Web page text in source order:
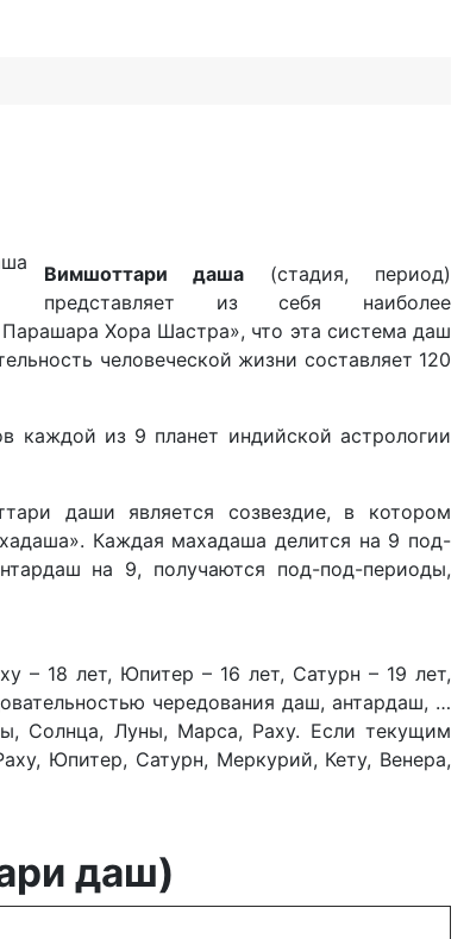
Вимшоттари даша (стадия, период)
представляет из себя наиболее
Хора Шастра», что эта система даш
человеческой жизни составляет 120
каждой из 9 планет индийской астрологии
даши является созвездие, в котором
Каждая махадаша делится на 9 под-
на 9, получаются под-под-периоды,
– 18 лет, Юпитер – 16 лет, Сатурн – 19 лет,
чередования даш, антардаш, …
Солнца, Луны, Марса, Раху. Если текущим
Юпитер, Сатурн, Меркурий, Кету, Венера,
даш)